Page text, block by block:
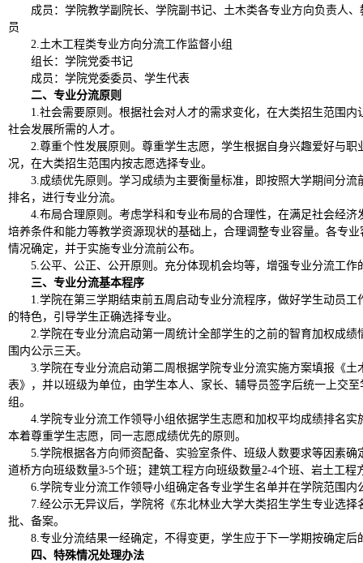
成员：学院教学副院长、学院副书记、土木类各专业方向负责人
员
2.土木工程类专业方向分流工作监督小组
组长：学院党委书记
成员：学院党委委员、学生代表
二、专业分流原则
1.社会需要原则。根据社会对人才的需求变化，在大类招生范围内
社会发展所需的人才。
2.尊重个性发展原则。尊重学生志愿，学生根据自身兴趣爱好与职
况，在大类招生范围内按志愿选择专业。
3.成绩优先原则。学习成绩为主要衡量标准，即按照大学期间分流
排名，进行专业分流。
4.布局合理原则。考虑学科和专业布局的合理性，在满足社会经济
培养条件和能力等教学资源现状的基础上，合理调整专业容量。各专
情况确定，并于实施专业分流前公布。
5.公平、公正、公开原则。充分体现机会均等，增强专业分流工作
三、专业分流基本程序
1.学院在第三学期结束前五周启动专业分流程序，做好学生动员工
的特色，引导学生正确选择专业。
2.学院在专业分流启动第一周统计全部学生的之前的智育加权成绩
围内公示三天。
3.学院在专业分流启动第二周根据学院专业分流实施方案填报《土
表》，并以班级为单位，由学生本人、家长、辅导员签字后统一上交
组。
4.学院专业分流工作领导小组依据学生志愿和加权平均成绩排名实
本着尊重学生志愿，同一志愿成绩优先的原则。
5.学院根据各方向师资配备、实验室条件、班级人数要求等因素确
道桥方向班级数量3-5个班；建筑工程方向班级数量2-4个班、岩土工程
6.学院专业分流工作领导小组确定各专业学生名单并在学院范围内
7.经公示无异议后，学院将《东北林业大学大类招生学生专业选择
批、备案。
8.专业分流结果一经确定，不得变更，学生应于下一学期按确定后
四、特殊情况处理办法